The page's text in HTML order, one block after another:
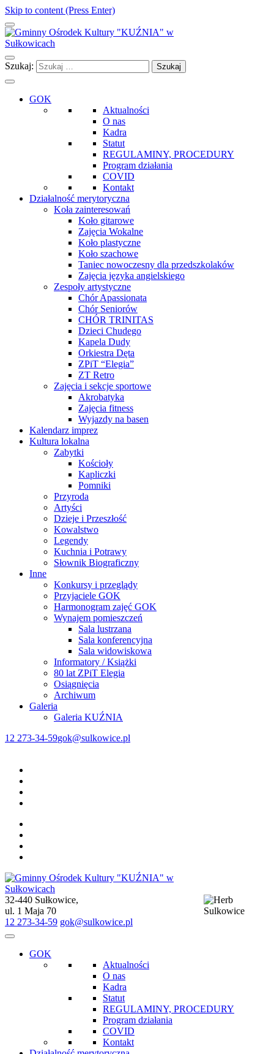
Skip to content (Press Enter)
Gminny Ośrodek Kultury "KUŹNIA" w Sułkowicach
Szukaj:
GOK
Aktualności
O nas
Kadra
Statut
REGULAMINY, PROCEDURY
Program działania
COVID
Kontakt
Działalność merytoryczna
Koła zainteresowań
Koło gitarowe
Zajęcia Wokalne
Koło plastyczne
Koło szachowe
Taniec nowoczesny dla przedszkolaków
Zajęcia języka angielskiego
Zespoły artystyczne
Chór Apassionata
Chór Seniorów
CHÓR TRINITAS
Dzieci Chudego
Kapela Dudy
Orkiestra Dęta
ZPiT “Elegia”
ZT Retro
Zajęcia i sekcje sportowe
Akrobatyka
Zajęcia fitness
Wyjazdy na basen
Kalendarz imprez
Kultura lokalna
Zabytki
Kościoły
Kapliczki
Pomniki
Przyroda
Artyści
Dzieje i Przeszłość
Kowalstwo
Legendy
Kuchnia i Potrawy
Słownik Biograficzny
Inne
Konkursy i przeglądy
Przyjaciele GOK
Harmonogram zajęć GOK
Wynajem pomieszczeń
Sala lustrzana
Sala konferencyjna
Sala widowiskowa
Informatory / Książki
80 lat ZPiT Elegia
Osiągnięcia
Archiwum
Galeria
Galeria KUŹNIA
12 273-34-59gok@sulkowice.pl
Gminny Ośrodek Kultury "KUŹNIA" w Sułkowicach
32-440 Sułkowice,
ul. 1 Maja 70
12 273-34-59 gok@sulkowice.pl
GOK
Aktualności
O nas
Kadra
Statut
REGULAMINY, PROCEDURY
Program działania
COVID
Kontakt